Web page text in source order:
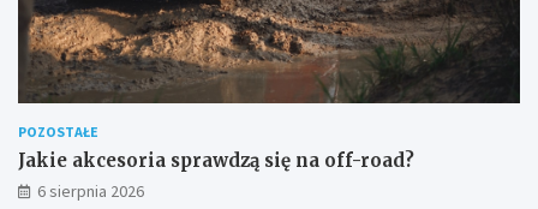
POZOSTAŁE
Jakie akcesoria sprawdzą się na off-road?
6 sierpnia 2026